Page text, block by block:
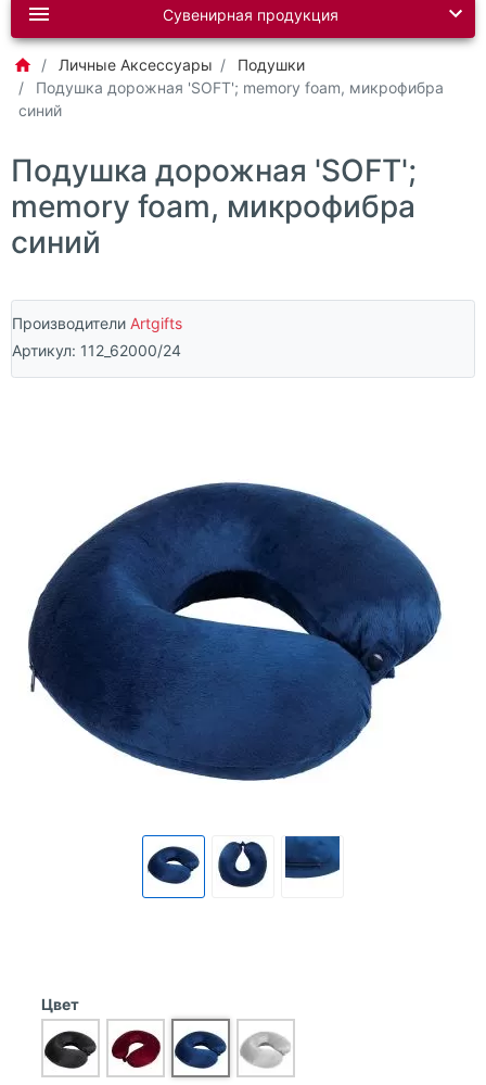
Сувенирная продукция
Личные Аксессуары
Подушки
Подушка дорожная 'SOFT'; memory foam, микрофибра
синий
Подушка дорожная 'SOFT';
memory foam, микрофибра
синий
Производители Artgifts
Артикул: 112_62000/24
Цвет